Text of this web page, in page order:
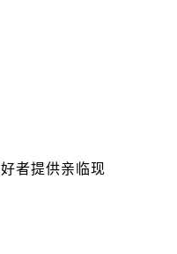
者提供亲临现